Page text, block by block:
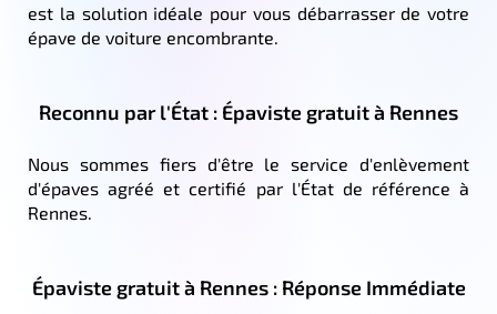
est la solution idéale pour vous débarrasser de votre
épave de voiture encombrante.
Reconnu par l'État : Épaviste gratuit à Rennes
Nous sommes fiers d'être le service d'enlèvement
d'épaves agréé et certifié par l'État de référence à
Rennes.
Épaviste gratuit à Rennes : Réponse Immédiate